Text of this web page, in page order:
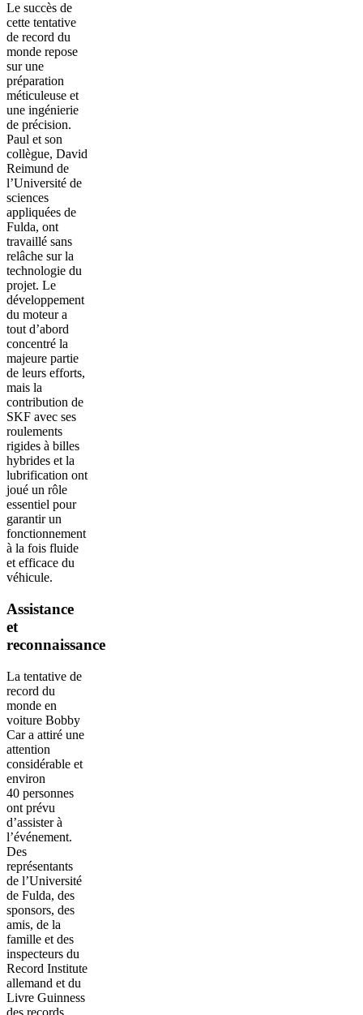
Le succès de
cette tentative
de record du
monde repose
sur une
préparation
méticuleuse et
une ingénierie
de précision.
Paul et son
collègue, David
Reimund de
l’Université de
sciences
appliquées de
Fulda, ont
travaillé sans
relâche sur la
technologie du
projet. Le
développement
du moteur a
tout d’abord
concentré la
majeure partie
de leurs efforts,
mais la
contribution de
SKF avec ses
roulements
rigides à billes
hybrides et la
lubrification ont
joué un rôle
essentiel pour
garantir un
fonctionnement
à la fois fluide
et efficace du
véhicule.
Assistance
et
reconnaissance
La tentative de
record du
monde en
voiture Bobby
Car a attiré une
attention
considérable et
environ
40 personnes
ont prévu
d’assister à
l’événement.
Des
représentants
de l’Université
de Fulda, des
sponsors, des
amis, de la
famille et des
inspecteurs du
Record Institute
allemand et du
Livre Guinness
des records